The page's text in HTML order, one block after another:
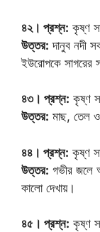
৪২। প্রশ্ন: কৃষ্ণ
উত্তর: দানুব নদী
ইউরোপকে সাগরের
৪৩। প্রশ্ন: কৃষ্ণ
উত্তর: মাছ, তেল
৪৪। প্রশ্ন: কৃষ্ণ
উত্তর: গভীর জলে
কালো দেখায়।
৪৫। প্রশ্ন: কৃষ্ণ